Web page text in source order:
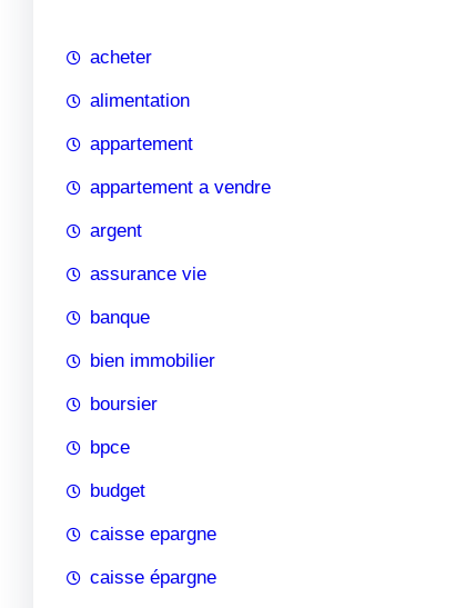
h
acheter
alimentation
appartement
appartement a vendre
argent
assurance vie
banque
bien immobilier
boursier
bpce
budget
caisse epargne
caisse épargne